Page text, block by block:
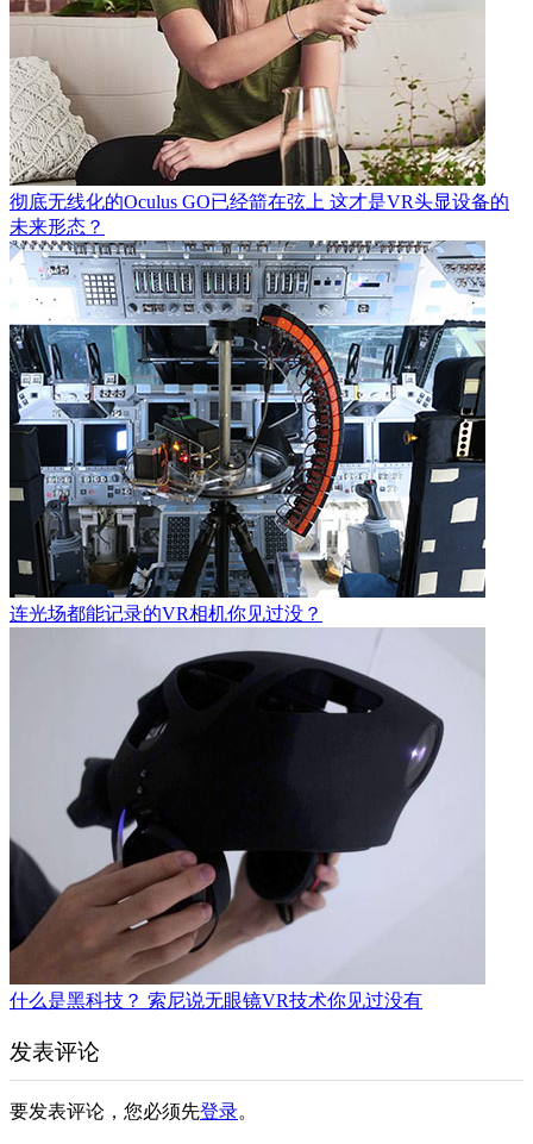
彻底无线化的Oculus GO已经箭在弦上 这才是VR头显设备的
未来形态？
连光场都能记录的VR相机你见过没？
什么是黑科技？ 索尼说无眼镜VR技术你见过没有
发表评论
要发表评论，您必须先登录。